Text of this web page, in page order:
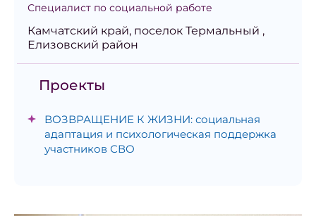
Специалист по социальной работе
Камчатский край, поселок Термальный ,
Елизовский район
Проекты
ВОЗВРАЩЕНИЕ К ЖИЗНИ: социальная
адаптация и психологическая поддержка
участников СВО